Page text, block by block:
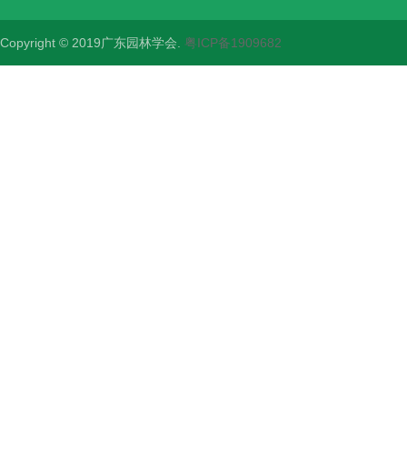
Copyright © 2019广东园林学会. 粤ICP备1909682